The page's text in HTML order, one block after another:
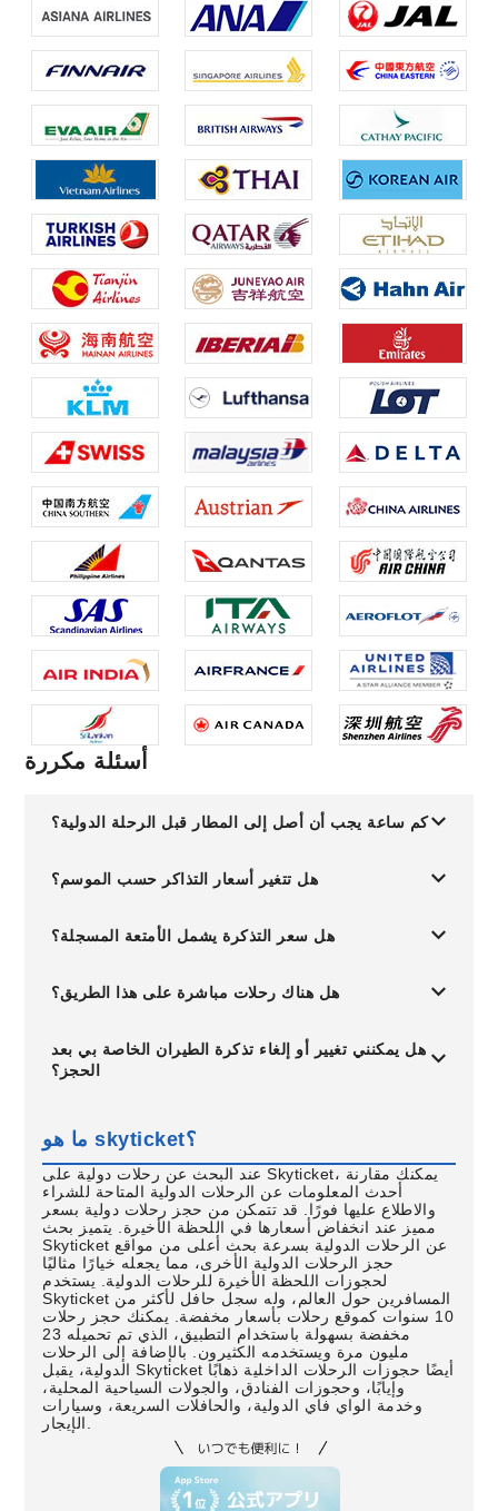
أسئلة مكررة
كم ساعة يجب أن أصل إلى المطار قبل الرحلة الدولية؟
هل تتغير أسعار التذاكر حسب الموسم؟
هل سعر التذكرة يشمل الأمتعة المسجلة؟
هل هناك رحلات مباشرة على هذا الطريق؟
هل يمكنني تغيير أو إلغاء تذكرة الطيران الخاصة بي بعد
الحجز؟
ما هو skyticket؟
عند البحث عن رحلات دولية على Skyticket، يمكنك مقارنة
أحدث المعلومات عن الرحلات الدولية المتاحة للشراء
والاطلاع عليها فورًا. قد تتمكن من حجز رحلات دولية بسعر
مميز عند انخفاض أسعارها في اللحظة الأخيرة. يتميز بحث
Skyticket عن الرحلات الدولية بسرعة بحث أعلى من مواقع
حجز الرحلات الدولية الأخرى، مما يجعله خيارًا مثاليًا
لحجوزات اللحظة الأخيرة للرحلات الدولية. يستخدم
Skyticket المسافرين حول العالم، وله سجل حافل لأكثر من
10 سنوات كموقع رحلات بأسعار مخفضة. يمكنك حجز رحلات
مخفضة بسهولة باستخدام التطبيق، الذي تم تحميله 23
مليون مرة ويستخدمه الكثيرون. بالإضافة إلى الرحلات
الدولية، يقبل Skyticket أيضًا حجوزات الرحلات الداخلية ذهابًا
وإيابًا، وحجوزات الفنادق، والجولات السياحية المحلية،
وخدمة الواي فاي الدولية، والحافلات السريعة، وسيارات